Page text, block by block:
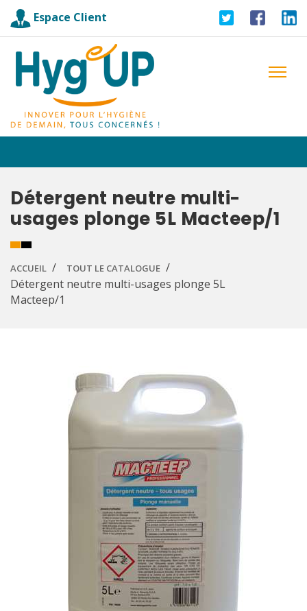
Espace Client
Détergent neutre multi-
usages plonge 5L Macteep/1
ACCUEIL TOUT LE CATALOGUE
Détergent neutre multi-usages plonge 5L
Macteep/1